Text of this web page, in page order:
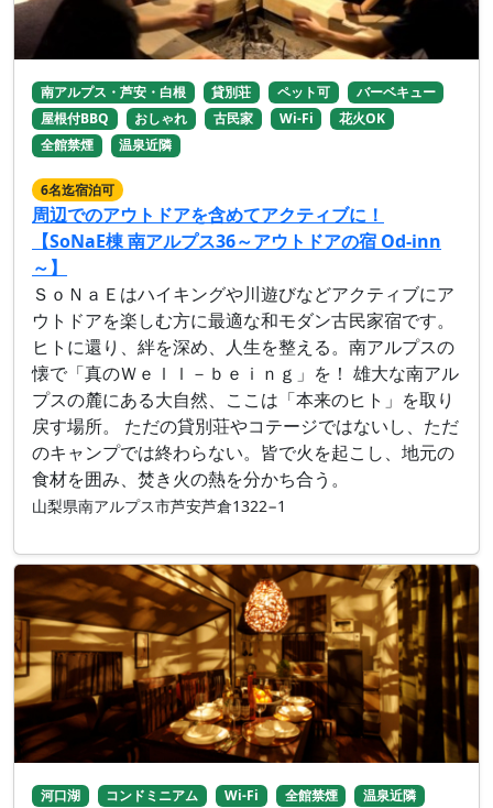
南アルプス・芦安・白根 貸別荘 ペット可
バーベキュー
屋根付BBQ
おしゃれ 古民家 Wi-Fi
花火OK
全館禁煙
温泉近隣
6名迄宿泊可
周辺でのアウトドアを含めてアクティブに！
【SoNaE棟 南アルプス36～アウトドアの宿 Od-inn
～】
ＳｏＮａＥはハイキングや川遊びなどアクティブにア
ウトドアを楽しむ方に最適な和モダン古民家宿です。
ヒトに還り、絆を深め、人生を整える。南アルプスの
懐で「真のＷｅｌｌ－ｂｅｉｎｇ」を！ 雄大な南アル
プスの麓にある大自然、ここは「本来のヒト」を取り
戻す場所。 ただの貸別荘やコテージではないし、ただ
のキャンプでは終わらない。皆で火を起こし、地元の
食材を囲み、焚き火の熱を分かち合う。
山梨県南アルプス市芦安芦倉1322−1
河口湖 コンドミニアム Wi-Fi 全館禁煙 温泉近隣